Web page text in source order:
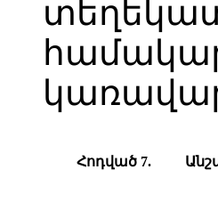
Հոդված 7.